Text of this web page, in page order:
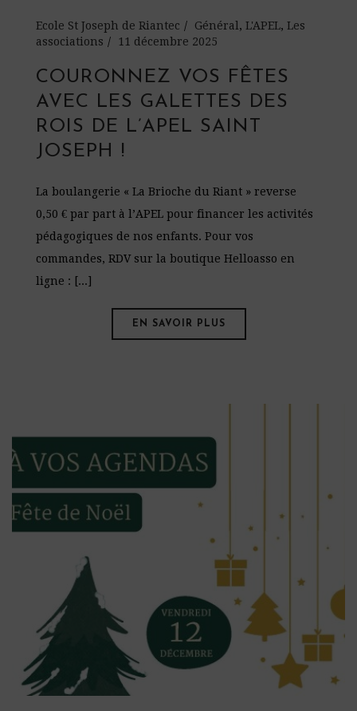
Ecole St Joseph de Riantec Général, L'APEL, Les
associations
11 décembre 2025
COURONNEZ VOS FÊTES
AVEC LES GALETTES DES
ROIS DE L’APEL SAINT
JOSEPH !
La boulangerie « La Brioche du Riant » reverse
0,50 € par part à l’APEL pour financer les activités
pédagogiques de nos enfants. Pour vos
commandes, RDV sur la boutique Helloasso en
ligne : [...]
EN SAVOIR PLUS